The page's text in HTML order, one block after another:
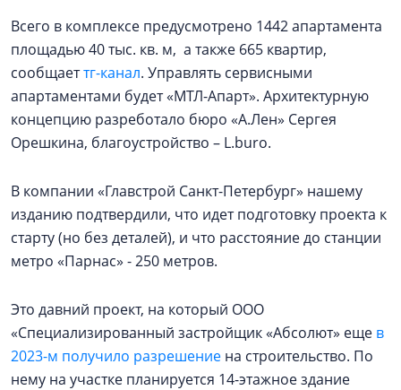
Всего в комплексе предусмотрено 1442 апартамента
площадью 40 тыс. кв. м, а также 665 квартир,
сообщаеттг-канал. Управлять сервисными
апартаментами будет «МТЛ-Апарт». Архитектурную
концепцию разреботало бюро «А.Лен» Сергея
Орешкина, благоустройство – L.buro.
В компании «Главстрой Санкт-Петербург» нашему
изданию подтвердили, что идет подготовку проекта к
старту (но без деталей), и что расстояние до станции
метро «Парнас» - 250 метров.
Это давний проект, на который ООО
«Специализированный застройщик «Абсолют» еще в
2023-м получило разрешение на строительство. По
нему на участке планируется 14-этажное здание